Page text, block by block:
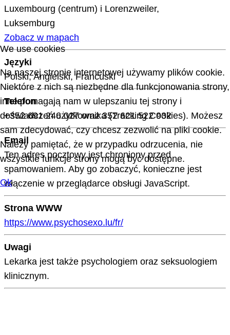
Luxembourg (centrum) i Lorenzweiler,
Luksemburg
Zobacz w mapach
Języki
Polski, Angielski, Francuski
Telefon
+352 691 246 027 oraz 352 621 522 932
Email
Ten adres pocztowy jest chroniony przed
spamowaniem. Aby go zobaczyć, konieczne jest
włączenie w przeglądarce obsługi JavaScript.
Strona WWW
https://www.psychosexo.lu/fr/
Uwagi
Lekarka jest także psychologiem oraz seksuologiem
klinicznym.
We use cookies
Na naszej stronie internetowej używamy plików cookie.
Niektóre z nich są niezbędne dla funkcjonowania strony,
inne pomagają nam w ulepszaniu tej strony i
doświadczeń użytkownika (Tracking Cookies). Możesz
sam zdecydować, czy chcesz zezwolić na pliki cookie.
Należy pamiętać, że w przypadku odrzucenia, nie
wszystkie funkcje strony mogą być dostępne.
Ok